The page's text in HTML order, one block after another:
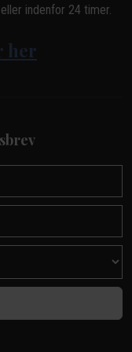
indenfor 24 timer.
her